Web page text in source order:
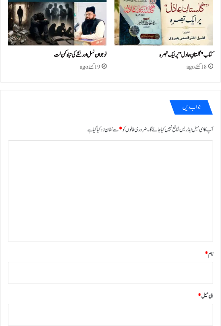
کتاب "گلستانِ عادل” پر ایک تبصرہ
18 گھنٹے ago
نوجوان نسل اور نشے کی تباہ کن لت
19 گھنٹے ago
جواب دیں
آپ کا ای میل ایڈریس شائع نہیں کیا جائے گا۔ضروری خانوں کو*سے نشان زد کیا گیا ہے
نام*
ای میل*